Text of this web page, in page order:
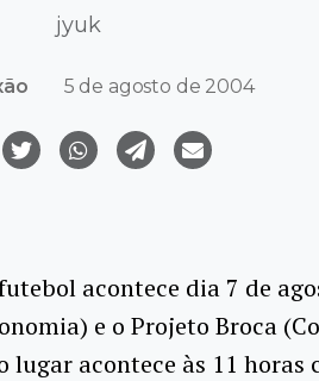
jyuk
5 de agosto de 2004
acontece dia 7 de
e o Projeto Broca
lugar acontece às 11 horas